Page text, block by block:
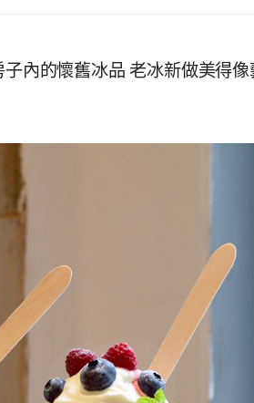
子內的懷舊冰品 老冰新做美得